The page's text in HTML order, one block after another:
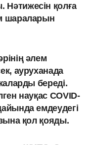
Нәтижесін қолға
шараларын
әлем
ауруханада
береді.
науқас COVID-
емдеудегі
қол қояды.